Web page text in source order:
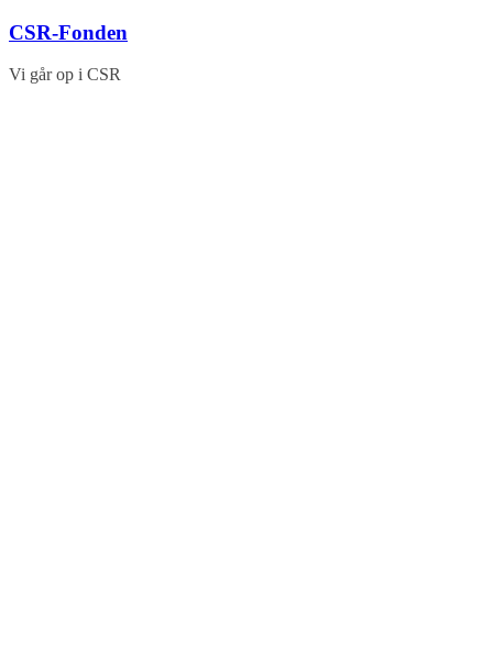
Skip
content
CSR-Fonden
Vi går op i CSR